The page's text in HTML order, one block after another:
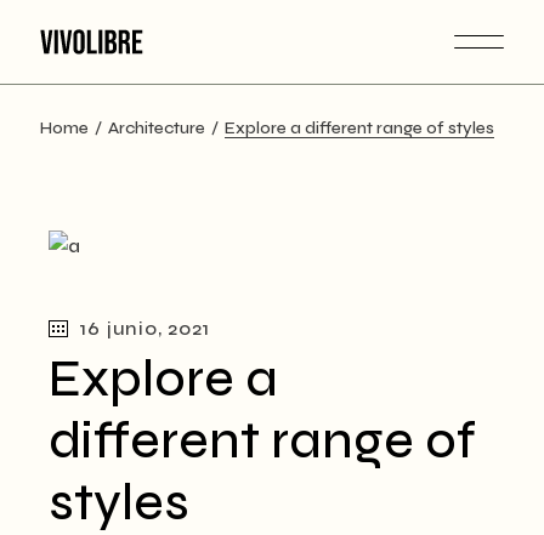
Home Architecture Explore a different range of styles
16 junio, 2021
Explore a
different range of
styles